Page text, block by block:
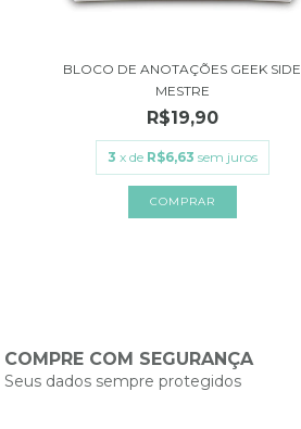
BLOCO DE ANOTAÇÕES GEEK SIDE
MESTRE
R$19,90
3 x de R$6,63 sem juros
COMPRE COM SEGURANÇA
Seus dados sempre protegidos